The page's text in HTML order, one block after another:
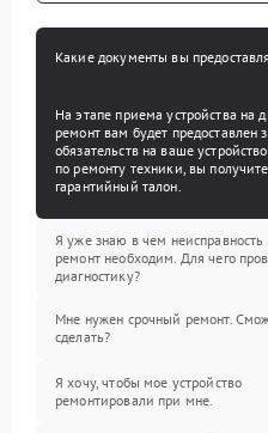
Какие документы вы
На этапе приема устройства на
ремонт вам будет предоставлен
обязательств на ваше
по ремонту техники, вы
гарантийный талон.
Я уже знаю в чем неисправность
ремонт необходим. Для чего
диагностику?
Мне нужен срочный ремонт.
сделать?
Я хочу, чтобы мое устройство
ремонтировали при мне.